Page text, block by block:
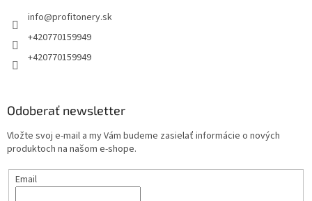
info@profitonery.sk
+420770159949
+420770159949
Odoberať newsletter
Vložte svoj e-mail a my Vám budeme zasielať informácie o nových
produktoch na našom e-shope.
Email